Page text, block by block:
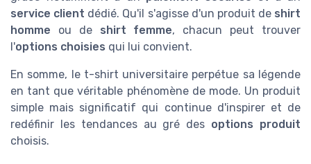
service client dédié. Qu'il s'agisse d'un produit de shirt
homme ou de shirt femme, chacun peut trouver
l'options choisies qui lui convient.
En somme, le t-shirt universitaire perpétue sa légende
en tant que véritable phénomène de mode. Un produit
simple mais significatif qui continue d'inspirer et de
redéfinir les tendances au gré des options produit
choisis.